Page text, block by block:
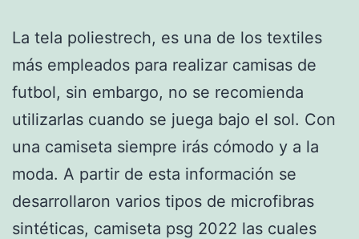
La tela poliestrech, es una de los textiles
más empleados para realizar camisas de
futbol, sin embargo, no se recomienda
utilizarlas cuando se juega bajo el sol. Con
una camiseta siempre irás cómodo y a la
moda. A partir de esta información se
desarrollaron varios tipos de microfibras
sintéticas, camiseta psg 2022 las cuales